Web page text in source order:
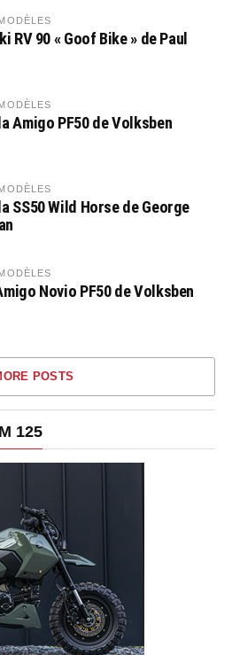
RV 90 « Goof Bike » de Paul
Amigo PF50 de Volksben
SS50 Wild Horse de George
Novio PF50 de Volksben
POSTS
125